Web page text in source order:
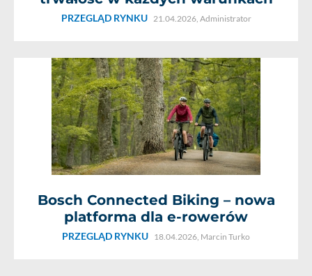
PRZEGLĄD RYNKU 21.04.2026, Administrator
Bosch Connected Biking – nowa
platforma dla e-rowerów
PRZEGLĄD RYNKU 18.04.2026, Marcin Turko